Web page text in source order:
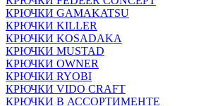
КРЮЧКИ GAMAKATSU
КРЮЧКИ KILLER
КРЮЧКИ KOSADAKA
КРЮЧКИ MUSTAD
КРЮЧКИ OWNER
КРЮЧКИ RYOBI
КРЮЧКИ VIDO CRAFT
КРЮЧКИ В АССОРТИМЕНТЕ